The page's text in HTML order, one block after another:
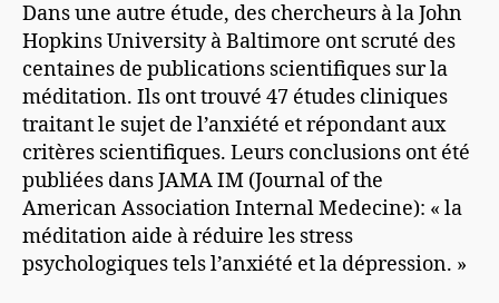
Dans une autre étude, des chercheurs à la John
Hopkins University à Baltimore ont scruté des
centaines de publications scientifiques sur la
méditation. Ils ont trouvé 47 études cliniques
traitant le sujet de l’anxiété et répondant aux
critères scientifiques. Leurs conclusions ont été
publiées dans JAMA IM (Journal of the
American Association Internal Medecine): « la
méditation aide à réduire les stress
psychologiques tels l’anxiété et la dépression. »